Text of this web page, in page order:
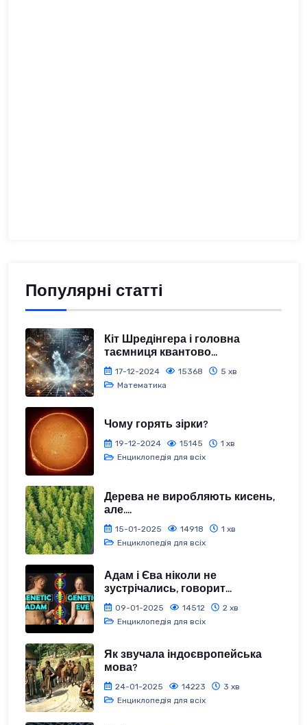
Популярні статті
Кіт Шредінгера і головна
таємниця квантово...
17-12-2024 15368
5 хв
Математика
Чому горять зірки?
19-12-2024 15145
1 хв
Енциклопедія для всіх
Дерева не виробляють кисень,
але....
15-01-2025 14918
1 хв
Енциклопедія для всіх
Адам і Єва ніколи не
зустрічались, говорит...
09-01-2025 14512
2 хв
Енциклопедія для всіх
Як звучала індоєвропейська
мова?
24-01-2025 14223
3 хв
Енциклопедія для всіх